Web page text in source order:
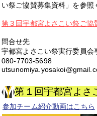
い祭ご協賛募集資料」を参照
第３回宇都宮よさこい祭ご協
問合せ先
宇都宮よさこい祭実行委員
080-7703-5698
第１回宇都宮よさ
​参加チーム紹介動画はこちら